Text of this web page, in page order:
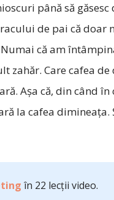
până să găsesc
de pai că doar
că am
zahăr. Care cafea
Aşa că, din când în
la cafea dimineaţa.
în 22 lecții video.